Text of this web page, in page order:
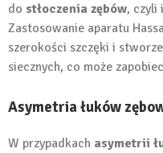
do stłoczenia zębów, czyli
Zastosowanie aparatu
szerokości szczęki i
siecznych, co może
Asymetria łuków
W przypadkach asymetrii